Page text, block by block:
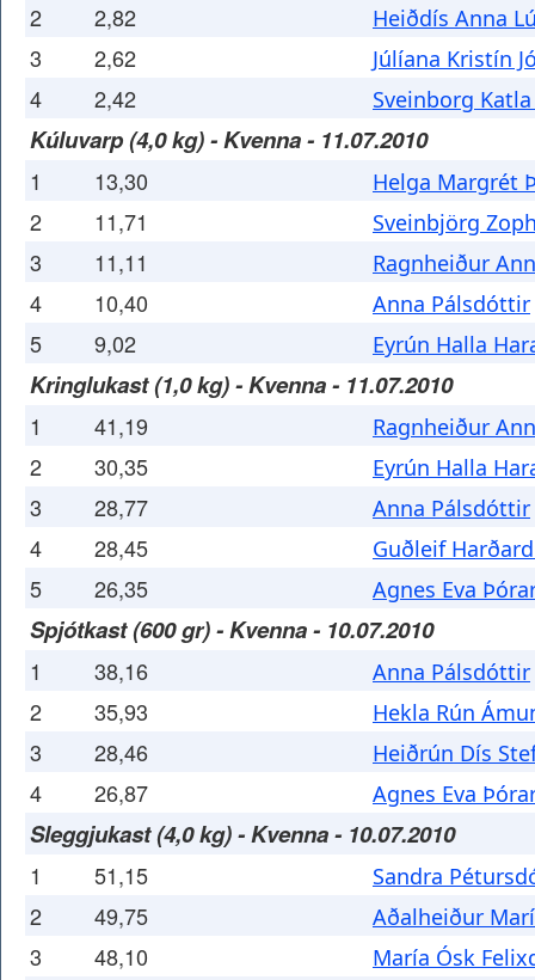
2 2,82 Heiðdís Anna
3 2,62 Júlíana Kristín
4 2,42 Sveinborg
Kúluvarp (4,0 kg) - Kvenna - 11.07.2010
1 13,30 Helga Margrét
2 11,71 Sveinbjörg
3 11,11 Ragnheiður
4 10,40 Anna Pálsdóttir
5 9,02 Eyrún Halla
Kringlukast (1,0 kg) - Kvenna - 11.07.2010
1 41,19 Ragnheiður
2 30,35 Eyrún Halla
3 28,77 Anna Pálsdóttir
4 28,45 Guðleif
5 26,35 Agnes Eva
Spjótkast (600 gr) - Kvenna - 10.07.2010
1 38,16 Anna Pálsdóttir
2 35,93 Hekla Rún
3 28,46 Heiðrún Dís
4 26,87 Agnes Eva
Sleggjukast (4,0 kg) - Kvenna - 10.07.2010
1 51,15 Sandra
2 49,75 Aðalheiður
3 48,10 María Ósk